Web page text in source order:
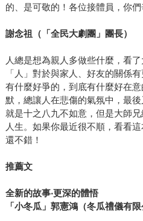
的、是可敬的！各位接體員，你們
謝念祖（「全民大劇團」團長）
人總是想為親人多做些什麼，看
「人」對於與家人、好友的關係
有什麼好爭的，到底有什麼好在
默，總讓人在悲傷的氣氛中，最
就是十之八九不如意，但是大師
人生。如果你最近很不順，看看
還不錯！
推薦文
全新的故事‧更深的體悟
「小冬瓜」郭憲鴻（冬瓜禮儀有限